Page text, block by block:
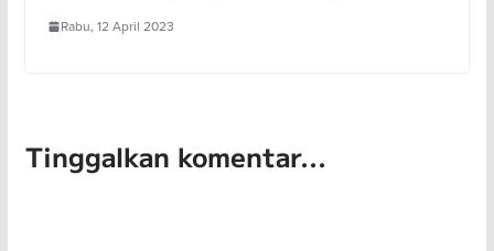
Rabu, 12 April 2023
Tinggalkan komentar...